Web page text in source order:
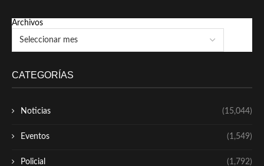
Archivos
CATEGORÍAS
Noticias (15,044)
Eventos (1,549)
Policial (1,792)